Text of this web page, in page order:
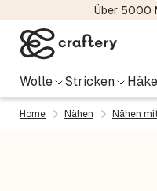
Über 5000
Wolle Stricken
Home Nähen Nähen